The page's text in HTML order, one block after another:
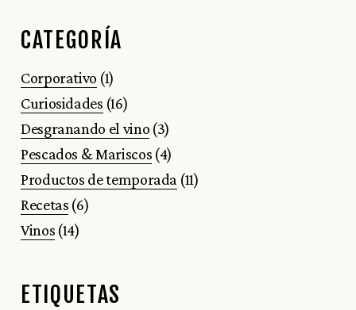
CATEGORÍA
Corporativo (1)
Curiosidades (16)
Desgranando el vino (3)
Pescados & Mariscos (4)
Productos de temporada (11)
Recetas (6)
Vinos (14)
ETIQUETAS